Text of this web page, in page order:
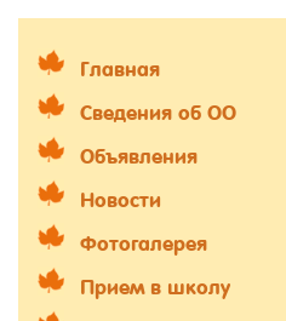
Главная
Сведения об ОО
Объявления
Новости
Фотогалерея
Прием в школу